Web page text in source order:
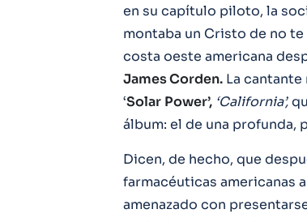
en su capítulo piloto, la
montaba un Cristo de no
costa oeste americana
James Corden. La
‘Solar Power’, ‘California’,
álbum: el de una profunda,
Dicen, de hecho, que
farmacéuticas americanas
amenazado con